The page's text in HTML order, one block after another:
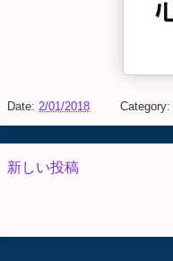
Date: 2/01/2018 Category:
新しい投稿